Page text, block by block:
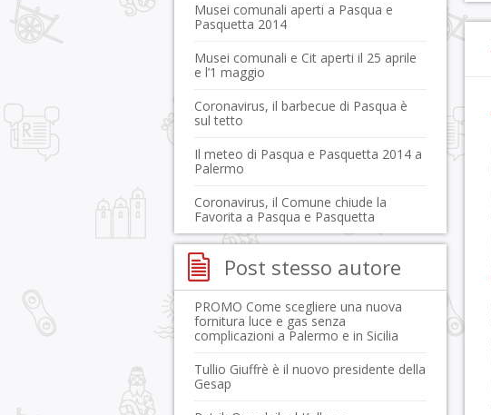
Musei comunali aperti a Pasqua e
Pasquetta 2014
Musei comunali e Cit aperti il 25 aprile
e l’1 maggio
Coronavirus, il barbecue di Pasqua è
sul tetto
Il meteo di Pasqua e Pasquetta 2014 a
Palermo
Coronavirus, il Comune chiude la
Favorita a Pasqua e Pasquetta
Post stesso autore
PROMO Come scegliere una nuova
fornitura luce e gas senza
complicazioni a Palermo e in Sicilia
Tullio Giuffrè è il nuovo presidente della
Gesap